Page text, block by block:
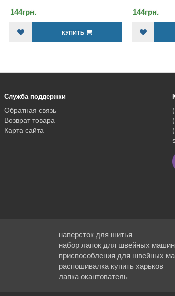
144грн.
КУПИТЬ
144грн.
Служба поддержки
Обратная связь
Возврат товара
Карта сайта
наперсток для шитья
набор лапок для швейных
приспособления для швейных
распошивалка купить харьков
лапка окантователь